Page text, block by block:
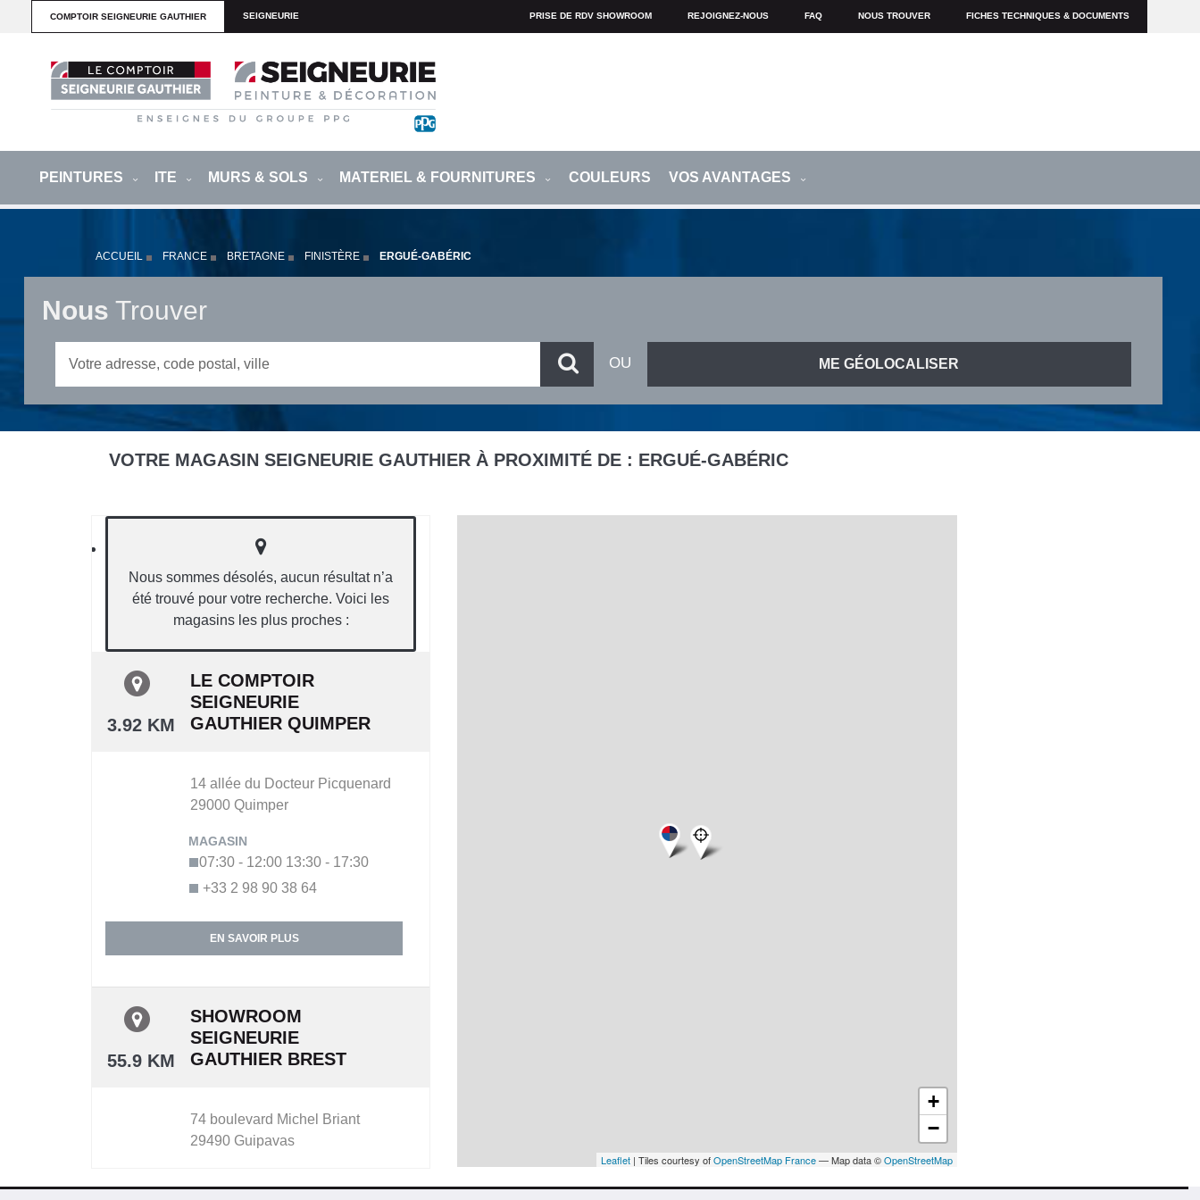
COMPTOIR SEIGNEURIE GAUTHIER SEIGNEURIE PRISE DE RDV SHOWROOM REJOIGNEZ-NOUS FAQ NOUS TROUVER FICHES TECHNIQUES & DOCUMENTS
PEINTURES ITE MURS & SOLS MATERIEL & FOURNITURES COULEURS VOS AVANTAGES
ACCUEIL FRANCE BRETAGNE FINISTÈRE ERGUÉ-GABÉRIC
Nous Trouver
VOTRE MAGASIN SEIGNEURIE GAUTHIER À PROXIMITÉ DE : ERGUÉ-GABÉRIC
Nous sommes désolés, aucun résultat n’a
été trouvé pour votre recherche. Voici les
magasins les plus proches :
3.92 KM
LE COMPTOIR
SEIGNEURIE
GAUTHIER QUIMPER
14 allée du Docteur Picquenard
29000 Quimper
+33 2 98 90 38 64
07:30 - 12:00 13:30 - 17:30
EN SAVOIR PLUS
55.9 KM
SHOWROOM
SEIGNEURIE
GAUTHIER BREST
74 boulevard Michel Briant
29490 Guipavas
+
−
Leaflet | Tiles courtesy ofOpenStreetMap France— Map data ©OpenStreetMap